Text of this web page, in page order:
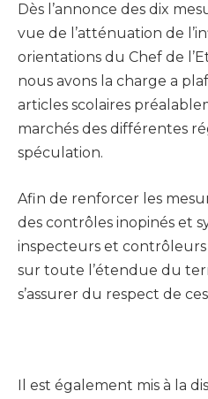
Dès l’annonce des dix
vue de l’atténuation de
orientations du Chef de
nous avons la charge a
articles scolaires
marchés des différentes
spéculation.
Afin de renforcer les
des contrôles inopinés et
inspecteurs et
sur toute l’étendue du
s’assurer du respect de
Il est également mis à la